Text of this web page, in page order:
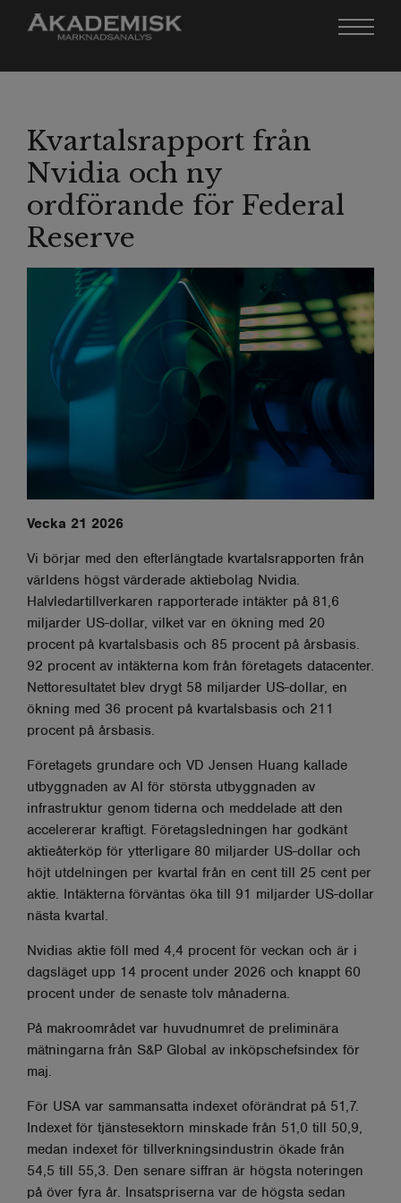
Kvartalsrapport från
Nvidia och ny
ordförande för Federal
Reserve
Vecka 21 2026
Vi börjar med den efterlängtade kvartalsrapporten från
världens högst värderade aktiebolag Nvidia.
Halvledartillverkaren rapporterade intäkter på 81,6
miljarder US-dollar, vilket var en ökning med 20
procent på kvartalsbasis och 85 procent på årsbasis.
92 procent av intäkterna kom från företagets datacenter.
Nettoresultatet blev drygt 58 miljarder US-dollar, en
ökning med 36 procent på kvartalsbasis och 211
procent på årsbasis.
Företagets grundare och VD Jensen Huang kallade
utbyggnaden av AI för största utbyggnaden av
infrastruktur genom tiderna och meddelade att den
accelererar kraftigt. Företagsledningen har godkänt
aktieåterköp för ytterligare 80 miljarder US-dollar och
höjt utdelningen per kvartal från en cent till 25 cent per
aktie. Intäkterna förväntas öka till 91 miljarder US-dollar
nästa kvartal.
Nvidias aktie föll med 4,4 procent för veckan och är i
dagsläget upp 14 procent under 2026 och knappt 60
procent under de senaste tolv månaderna.
På makroområdet var huvudnumret de preliminära
mätningarna från S&P Global av inköpschefsindex för
maj.
För USA var sammansatta indexet oförändrat på 51,7.
Indexet för tjänstesektorn minskade från 51,0 till 50,9,
medan indexet för tillverkningsindustrin ökade från
54,5 till 55,3. Den senare siffran är högsta noteringen
på över fyra år. Insatspriserna var de högsta sedan